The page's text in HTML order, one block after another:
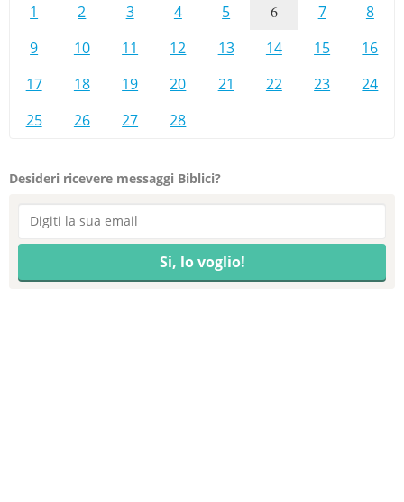
1 2 3 4 5 6 7
8
9
10 11 12 13 14 15
16
17
18 19 20 21 22 23
24
25
26 27 28
Desideri ricevere messaggi Biblici?